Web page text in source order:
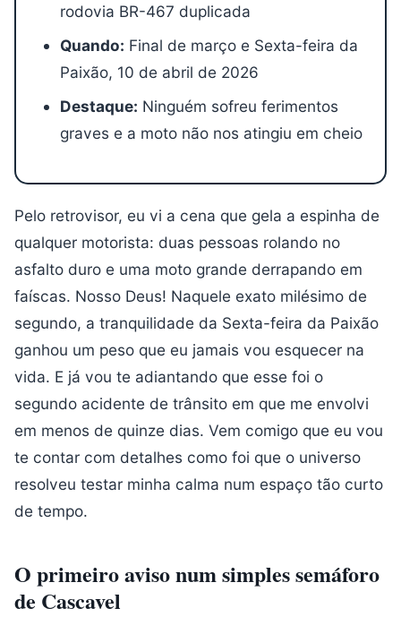
rodovia BR-467 duplicada
Quando: Final de março e Sexta-feira da
Paixão, 10 de abril de 2026
Destaque: Ninguém sofreu ferimentos
graves e a moto não nos atingiu em cheio
Pelo retrovisor, eu vi a cena que gela a espinha de
qualquer motorista: duas pessoas rolando no
asfalto duro e uma moto grande derrapando em
faíscas. Nosso Deus! Naquele exato milésimo de
segundo, a tranquilidade da Sexta-feira da Paixão
ganhou um peso que eu jamais vou esquecer na
vida. E já vou te adiantando que esse foi o
segundo acidente de trânsito em que me envolvi
em menos de quinze dias. Vem comigo que eu vou
te contar com detalhes como foi que o universo
resolveu testar minha calma num espaço tão curto
de tempo.
O primeiro aviso num simples semáforo
de Cascavel